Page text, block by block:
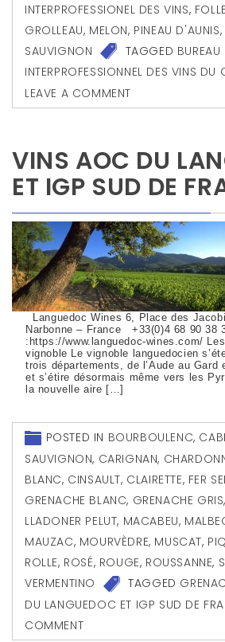
INTERPROFESSIONEL DES VINS,
GROLLEAU, MELON, PINEAU D'AUNIS,
SAUVIGNON
TAGGED BUREAU
INTERPROFESSIONNEL DES VINS DU
LEAVE A COMMENT
VINS AOC DU
ET IGP SUD DE
Languedoc Wines 6, Place des
Narbonne – France +33(0)4 68 90 38
:https://www.languedoc-wines.com/
vignoble Le vignoble languedocien
trois départements, de l’Aude au Gard
et s’étire désormais même vers les
la nouvelle aire […]
POSTED IN BOURBOULENC,
SAUVIGNON, CARIGNAN,
BLANC, CINSAULT, CLAIRETTE, FER
GRENACHE BLANC, GRENACHE GRIS,
LLADONER PELUT, MACABEU,
MAUZAC, MOURVÈDRE, MUSCAT,
ROLLE, ROSÉ, ROUGE, ROUSSANNE,
VERMENTINO
TAGGED
DU LANGUEDOC ET IGP SUD DE
COMMENT